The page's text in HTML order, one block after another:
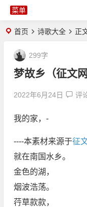
首页 诗歌大全 正
梦故乡（征文网
2022年6月24日 评
299字
我的家，-
----本素材来源于征
就在南国水乡。
金色的湖，
烟波浩荡。
荇草款款，